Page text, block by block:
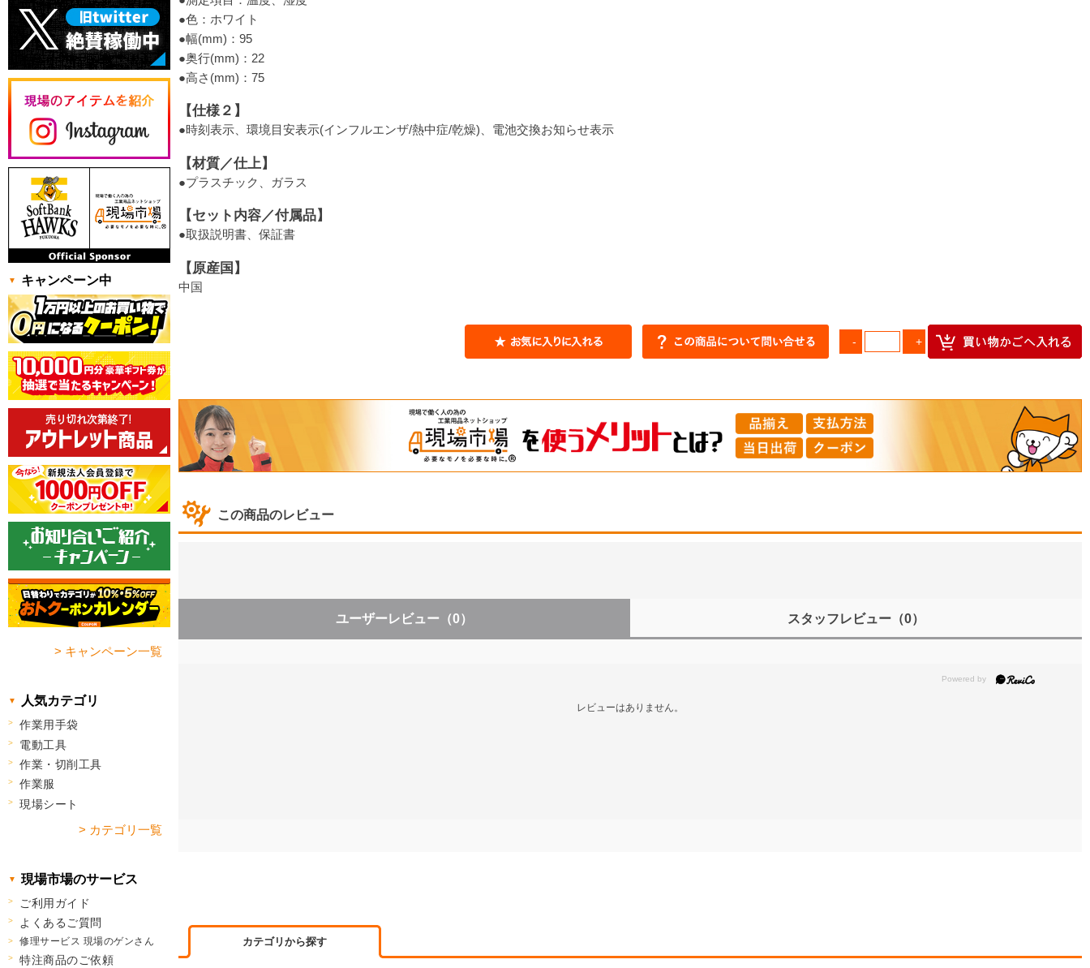
●色：ホワイト
●幅(mm)：95
●奥行(mm)：22
●高さ(mm)：75
【仕様２】
●時刻表示、環境目安表示(インフルエンザ/熱中症/乾燥)、電池交換お知らせ表示
【材質／仕上】
●プラスチック、ガラス
【セット内容／付属品】
●取扱説明書、保証書
【原産国】
中国
この商品のレビュー
ユーザーレビュー （0） スタッフレビュー （0）
レビューはありません。
カテゴリから探す
キャンペーン中
> キャンペーン一覧
人気カテゴリ
作業用手袋
電動工具
作業・切削工具
作業服
現場シート
> カテゴリ一覧
現場市場のサービス
ご利用ガイド
よくあるご質問
修理サービス 現場のゲンさん
特注商品のご依頼